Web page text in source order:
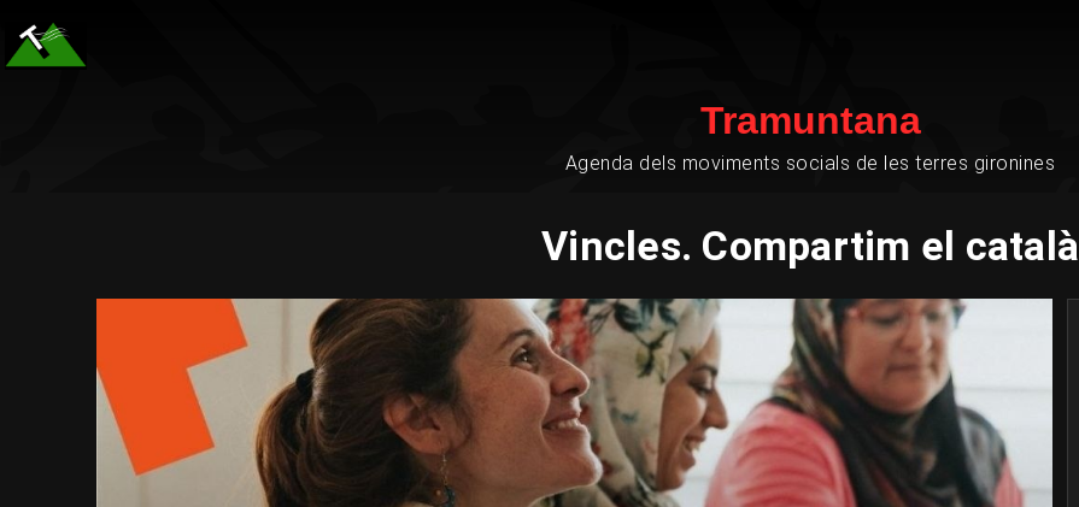
Tramuntana
Agenda dels moviments socials de les terres gironines
Vincles. Compartim el català